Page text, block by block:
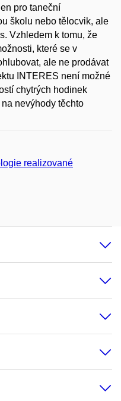
pro taneční
školu nebo tělocvik, ale
Vzhledem k tomu, že
které se v
ale ne prodávat
INTERES není možné
chytrých hodinek
nevýhody těchto
realizované